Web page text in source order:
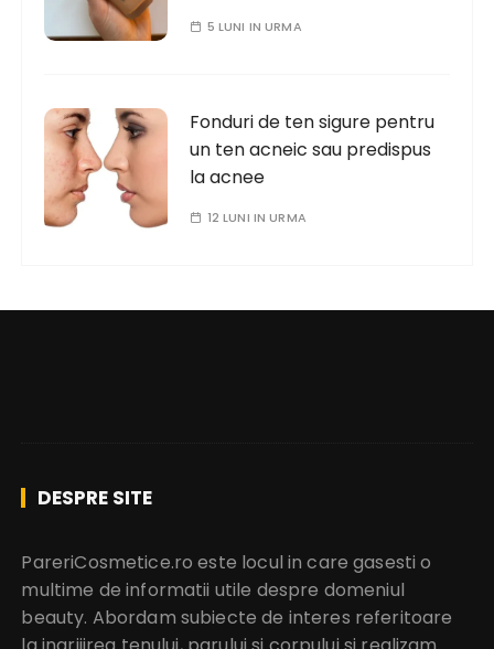
5 LUNI IN URMA
Fonduri de ten sigure pentru
un ten acneic sau predispus
la acnee
12 LUNI IN URMA
DESPRE SITE
PareriCosmetice.ro este locul in care gasesti o
multime de informatii utile despre domeniul
beauty. Abordam subiecte de interes referitoare